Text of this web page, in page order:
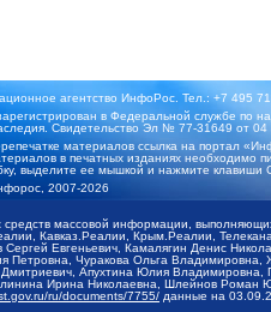
агентство ИнфоРос. Тел.: +7 495
в Федеральной службе по
Свидетельство Эл № 77-31649 от 04
материалов ссылка на портал
в печатных изданиях необходимо
выделите ее мышкой и нажмите клавиши
2007-2026
массовой информации,
Кавказ.Реалии, Крым.Реалии,
Сергей Евгеньевич, Камалягин Денис
Петровна, Чуракова Ольга Владимировна,
Апухтина Юлия Владимировна,
Ирина Николаевна, Шлейнов Роман
ru/documents/7755/ данные на